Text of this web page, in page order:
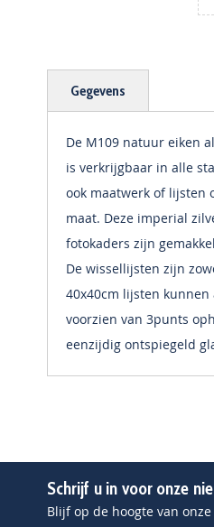
begin
de
gallerij
Gegevens
De M109 natuur eiken
is verkrijgbaar in alle
ook maatwerk of lijsten
maat. Deze imperial
fotokaders zijn
De wissellijsten zijn
40x40cm lijsten
voorzien van 3punts
eenzijdig ontspiegeld
Schrijf u in voor onze
Blijf op de hoogte van